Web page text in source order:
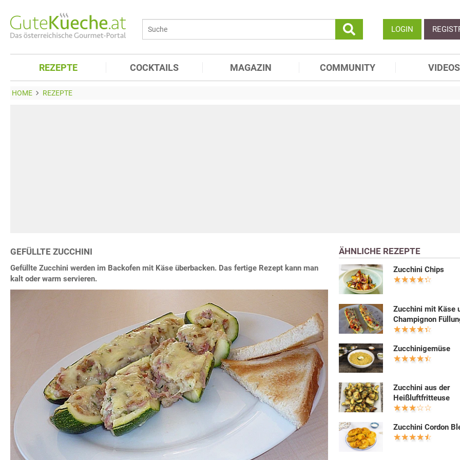
LOGIN
REZEPTE COCKTAILS MAGAZIN COMMUNITY VIDEOS
HOME REZEPTE
GEFÜLLTE ZUCCHINI
Gefüllte Zucchini werden im Backofen mit Käse überbacken. Das fertige Rezept kann man
kalt oder warm servieren.
ÄHNLICHE REZEPTE
Zucchini Chips
Zucchini mit Käse
Champignon
Zucchinigemüse
Zucchini aus der
Heißluftfritteuse
Zucchini Cordon